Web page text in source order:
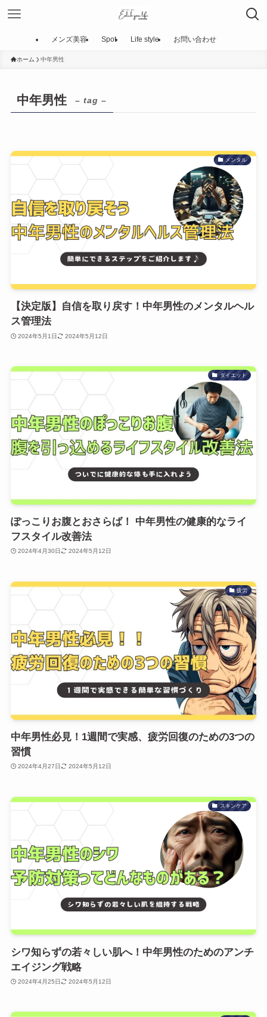
メンズ美容 Spot Life style お問い合わせ
ホーム 中年男性
中年男性 – tag –
メンタル
【決定版】自信を取り戻す！中年男性のメンタルヘル
ス管理法
2024年5月1日 2024年5月12日
ダイエット
ぽっこりお腹とおさらば！ 中年男性の健康的なライ
フスタイル改善法
2024年4月30日 2024年5月12日
疲労
中年男性必見！1週間で実感、疲労回復のための3つの
習慣
2024年4月27日 2024年5月12日
スキンケア
シワ知らずの若々しい肌へ！中年男性のためのアンチ
エイジング戦略
2024年4月25日 2024年5月12日